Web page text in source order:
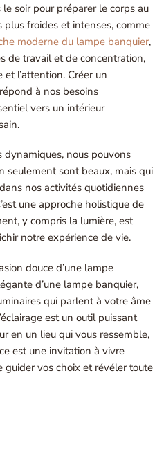
soir pour préparer le corps au
plus froides et intenses, comme
moderne du lampe banquier,
de travail et de concentration,
l’attention. Créer un
à nos besoins
vers un intérieur
dynamiques, nous pouvons
seulement sont beaux, mais qui
nos activités quotidiennes
une approche holistique de
y compris la lumière, est
notre expérience de vie.
douce d’une lampe
d’une lampe banquier,
qui parlent à votre âme
est un outil puissant
en un lieu qui vous ressemble,
est une invitation à vivre
guider vos choix et révéler toute